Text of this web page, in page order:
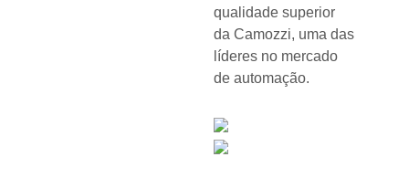
qualidade superior
da Camozzi, uma das
líderes no mercado
de automação.